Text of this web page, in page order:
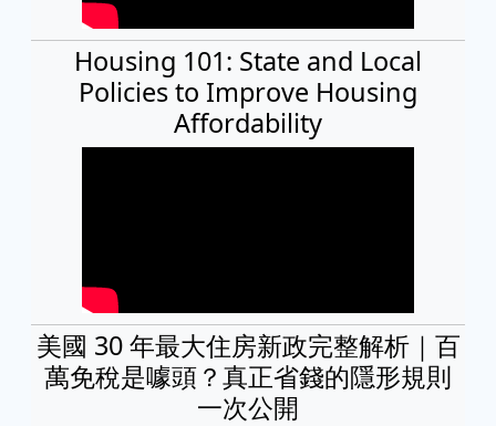
Housing 101: State and Local
Policies to Improve Housing
Affordability
美國 30 年最大住房新政完整解析｜百
萬免稅是噱頭？真正省錢的隱形規則
一次公開